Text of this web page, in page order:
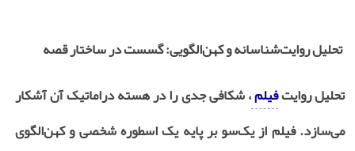
تحلیل روایت‌شناسانه و کهن‌الگویی: گسست در ساختار قصه
تحلیل روایتفیلم، شکافی جدی را در هسته دراماتیک آن آشکار
می‌سازد. فیلم از یک‌سو بر پایه یک اسطوره شخصی و کهن‌الگوی